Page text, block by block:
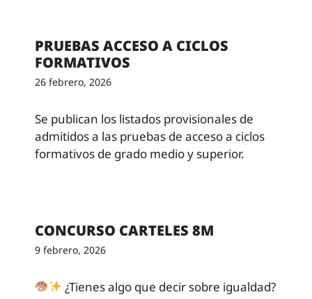
PRUEBAS ACCESO A CICLOS
FORMATIVOS
26 febrero, 2026
Se publican los listados provisionales de
admitidos a las pruebas de acceso a ciclos
formativos de grado medio y superior.
CONCURSO CARTELES 8M
9 febrero, 2026
¿Tienes algo que decir sobre igualdad?